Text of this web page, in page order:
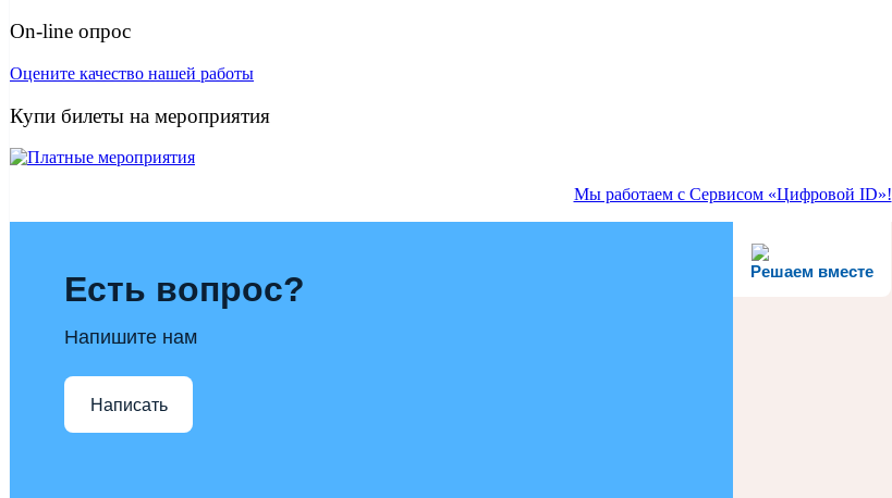
On-line опрос
Оцените качество нашей работы
Купи билеты на мероприятия
Мы работаем с Сервисом «Цифровой ID»!
Решаем вместе
Есть вопрос?
Напишите нам
Написать